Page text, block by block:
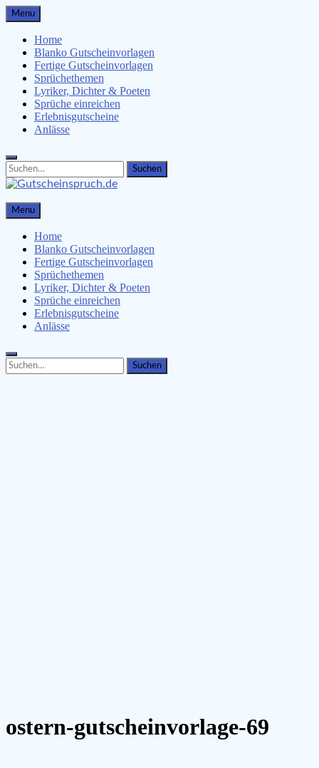
Skip
to
content
Menu
Home
Blanko Gutscheinvorlagen
Fertige Gutscheinvorlagen
Sprüchethemen
Lyriker, Dichter & Poeten
Sprüche einreichen
Erlebnisgutscheine
Anlässe
Search
for:
Search
Gutscheinspruch.de
Gutscheinsprüche & Gutscheinvorlagen finden
Menu
Home
Blanko Gutscheinvorlagen
Fertige Gutscheinvorlagen
Sprüchethemen
Lyriker, Dichter & Poeten
Sprüche einreichen
Erlebnisgutscheine
Anlässe
Search
for:
Search
ostern-gutscheinvorlage-69